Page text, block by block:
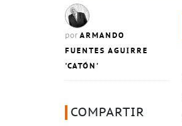
por ARMANDO
FUENTES AGUIRRE
'CATÓN'
COMPARTIR